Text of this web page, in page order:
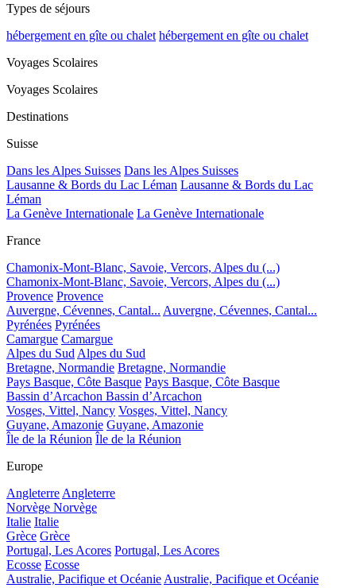
Types de séjours
hébergement en gîte ou chalet hébergement en gîte ou chalet
Voyages Scolaires
Voyages Scolaires
Destinations
Suisse
Dans les Alpes Suisses Dans les Alpes Suisses
Lausanne & Bords du Lac Léman Lausanne & Bords du Lac
Léman
La Genève Internationale La Genève Internationale
France
Chamonix-Mont-Blanc, Savoie, Vercors, Alpes du (...)
Chamonix-Mont-Blanc, Savoie, Vercors, Alpes du (...)
Provence Provence
Auvergne, Cévennes, Cantal... Auvergne, Cévennes, Cantal...
Pyrénées Pyrénées
Camargue Camargue
Alpes du Sud Alpes du Sud
Bretagne, Normandie Bretagne, Normandie
Pays Basque, Côte Basque Pays Basque, Côte Basque
Bassin d’Arcachon Bassin d’Arcachon
Vosges, Vittel, Nancy Vosges, Vittel, Nancy
Guyane, Amazonie Guyane, Amazonie
Île de la Réunion Île de la Réunion
Europe
Angleterre Angleterre
Norvège Norvège
Italie Italie
Grèce Grèce
Portugal, Les Acores Portugal, Les Acores
Ecosse Ecosse
Australie, Pacifique et Océanie Australie, Pacifique et Océanie